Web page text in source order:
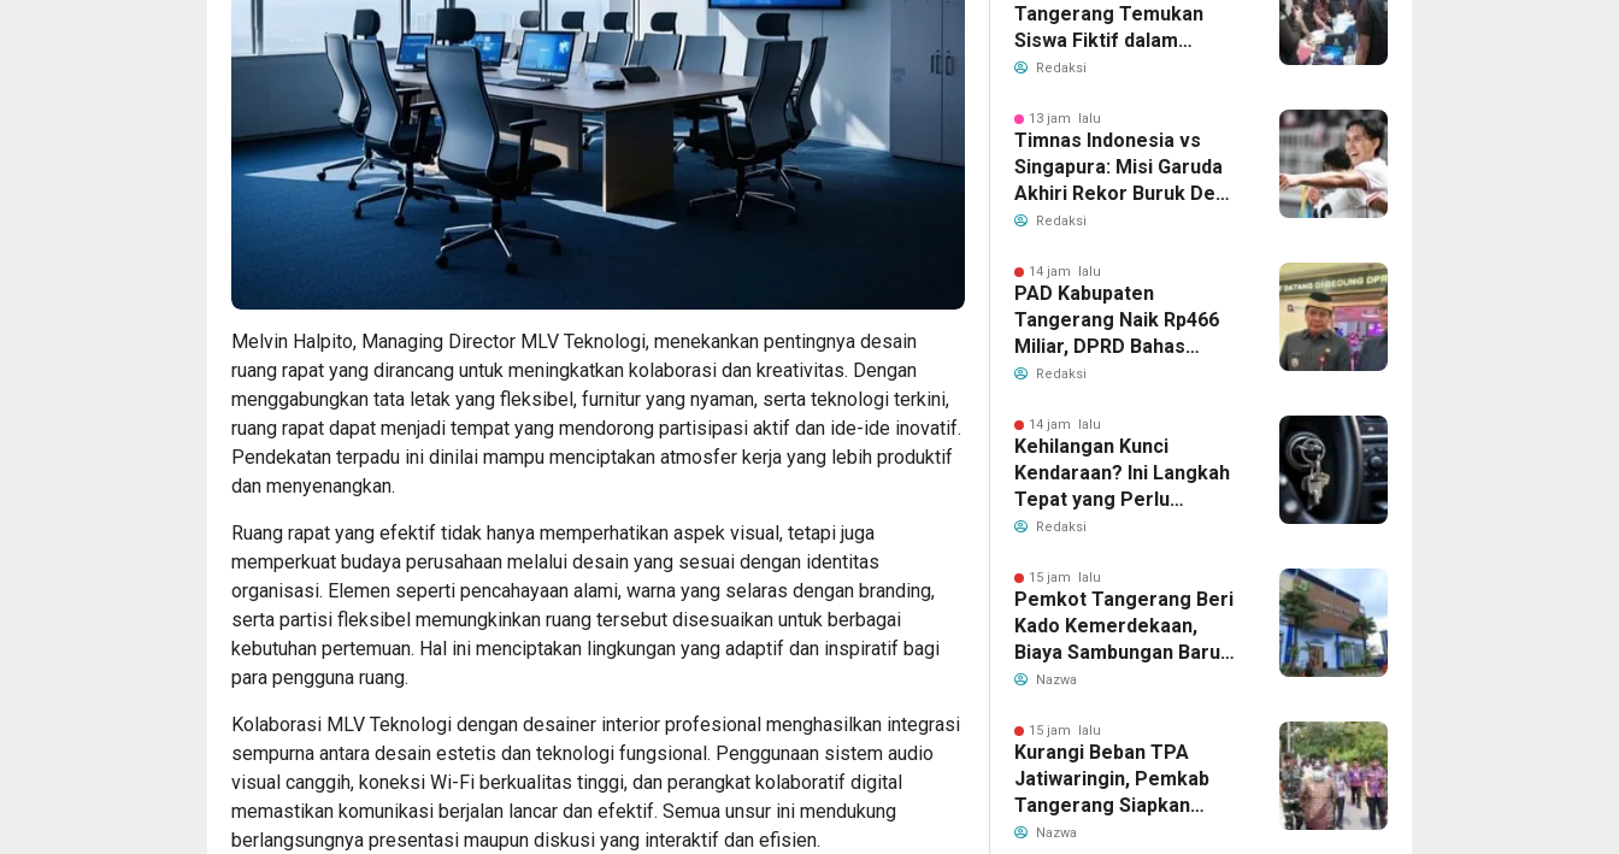
Melvin Halpito, Managing Director MLV Teknologi, menekankan pentingnya desain
ruang rapat yang dirancang untuk meningkatkan kolaborasi dan kreativitas. Dengan
menggabungkan tata letak yang fleksibel, furnitur yang nyaman, serta teknologi terkini,
ruang rapat dapat menjadi tempat yang mendorong partisipasi aktif dan ide-ide inovatif.
Pendekatan terpadu ini dinilai mampu menciptakan atmosfer kerja yang lebih produktif
dan menyenangkan.
Ruang rapat yang efektif tidak hanya memperhatikan aspek visual, tetapi juga
memperkuat budaya perusahaan melalui desain yang sesuai dengan identitas
organisasi. Elemen seperti pencahayaan alami, warna yang selaras dengan branding,
serta partisi fleksibel memungkinkan ruang tersebut disesuaikan untuk berbagai
kebutuhan pertemuan. Hal ini menciptakan lingkungan yang adaptif dan inspiratif bagi
para pengguna ruang.
Kolaborasi MLV Teknologi dengan desainer interior profesional menghasilkan integrasi
sempurna antara desain estetis dan teknologi fungsional. Penggunaan sistem audio
visual canggih, koneksi Wi-Fi berkualitas tinggi, dan perangkat kolaboratif digital
memastikan komunikasi berjalan lancar dan efektif. Semua unsur ini mendukung
berlangsungnya presentasi maupun diskusi yang interaktif dan efisien.
Tangerang Temukan
Siswa Fiktif dalam
Penyidikan Dana BOP
Redaksi
13 jam lalu
Timnas Indonesia vs
Singapura: Misi Garuda
Akhiri Rekor Buruk Demi
Tiket Semifinal Piala AFF
Redaksi
14 jam lalu
PAD Kabupaten
Tangerang Naik Rp466
Miliar, DPRD Bahas
Perubahan KUA-PPAS
Redaksi
14 jam lalu
Kehilangan Kunci
Kendaraan? Ini Langkah
Tepat yang Perlu
Dilakukan
Redaksi
15 jam lalu
Pemkot Tangerang Beri
Kado Kemerdekaan,
Biaya Sambungan Baru
Air Bersih Dipangkas
Nazwa
15 jam lalu
Kurangi Beban TPA
Jatiwaringin, Pemkab
Tangerang Siapkan
TPS3R Baru di Tigaraksa
Nazwa